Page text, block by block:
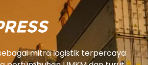
mitra logistik terpercaya